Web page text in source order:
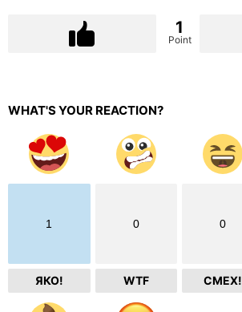
1
Point
WHAT'S YOUR REACTION?
1
ЯКО!
0
WTF
0
СМЕХ!